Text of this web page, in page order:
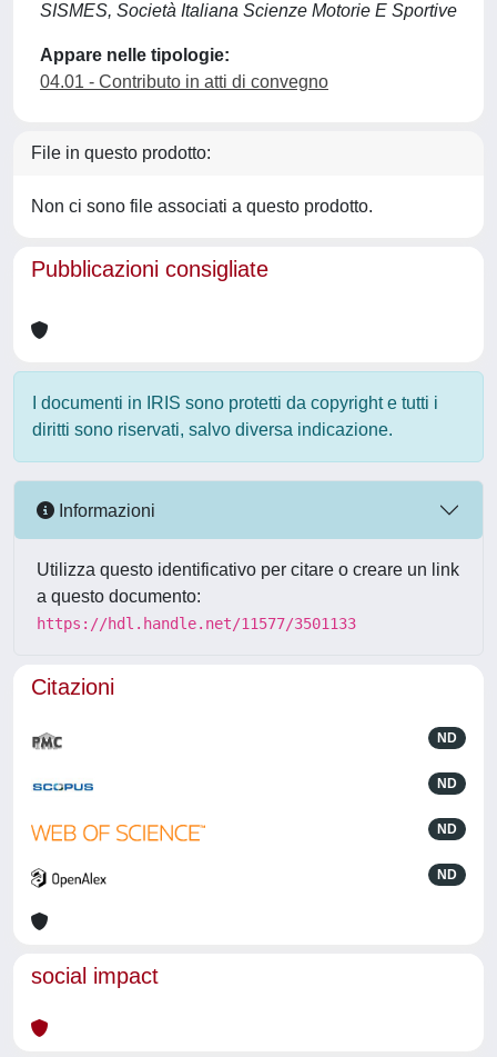
SISMES, Società Italiana Scienze Motorie E Sportive
Appare nelle tipologie:
04.01 - Contributo in atti di convegno
File in questo prodotto:
Non ci sono file associati a questo prodotto.
Pubblicazioni consigliate
I documenti in IRIS sono protetti da copyright e tutti i
diritti sono riservati, salvo diversa indicazione.
Informazioni
Utilizza questo identificativo per citare o creare un link
a questo documento:
https://hdl.handle.net/11577/3501133
Citazioni
ND
ND
ND
ND
social impact